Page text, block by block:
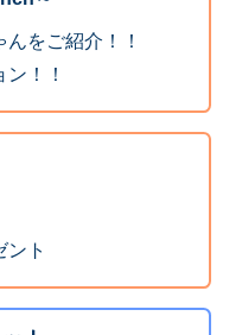
をご紹介！！
！！
ント